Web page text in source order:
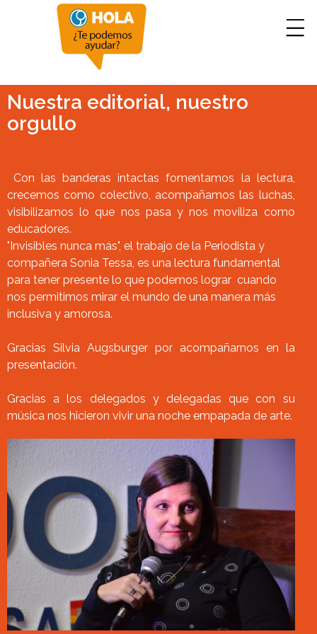
Nuestra editorial, nuestro
orgullo
Con las banderas intactas fomentamos la lectura,
crecemos como colectivo, acompañamos las luchas,
visibilizamos lo que nos pasa y nos moviliza como
educadores.
"Invisibles nunca más", el trabajo de la Periodista y
compañera Sonia Tessa, es una lectura fundamental
para tener presente lo que podemos lograr cuando
nos permitimos mirar el mundo de una manera más
inclusiva y amorosa.
Gracias Silvia Augsburger por acompañarnos en la
presentación.
Gracias a los delegados y delegadas que con su
música nos hicieron vivir una noche empapada de arte.